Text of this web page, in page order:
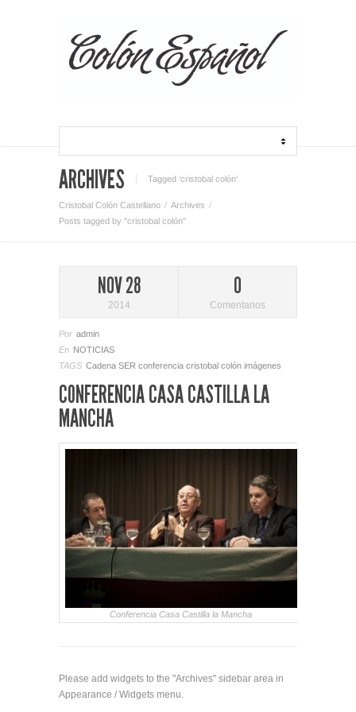
ARCHIVES Tagged ‘cristobal colón‘
Cristobal Colón Castellano
Archives
Posts tagged by "cristobal colón"
NOV 28
2014
0
Comentarios
Por admin
En NOTICIAS
TAGS Cadena SER conferencia cristobal colón imágenes
CONFERENCIA CASA CASTILLA LA
MANCHA
Conferencia Casa Castilla la Mancha
Please add widgets to the "Archives" sidebar area in
Appearance / Widgets menu.